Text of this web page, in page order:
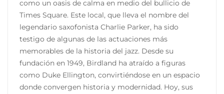
como un oasis de calma en medio del bullicio de
Times Square. Este local, que lleva el nombre del
legendario saxofonista Charlie Parker, ha sido
testigo de algunas de las actuaciones más
memorables de la historia del jazz. Desde su
fundación en 1949, Birdland ha atraído a figuras
como Duke Ellington, convirtiéndose en un espacio
donde convergen historia y modernidad. Hoy, sus